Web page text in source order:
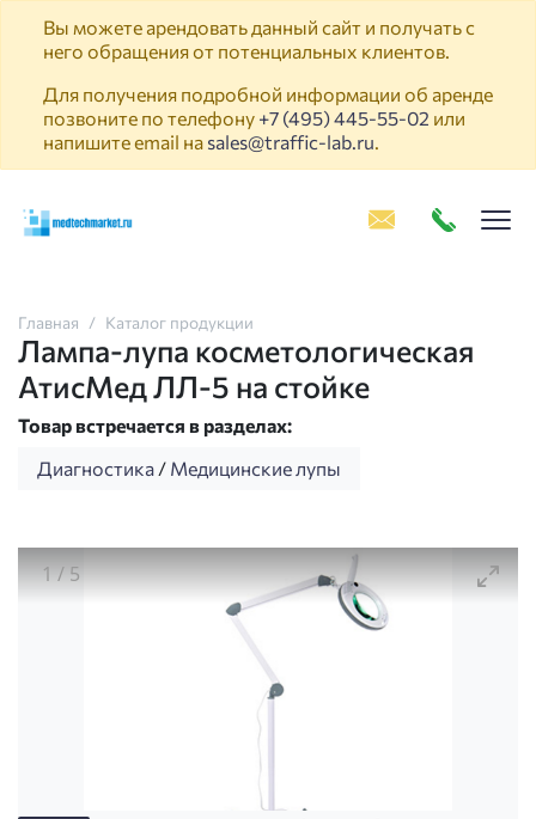
Вы можете арендовать данный сайт и получать с
него обращения от потенциальных клиентов.
Для получения подробной информации об аренде
позвоните по телефону +7 (495) 445-55-02 или
напишите email на sales@traffic-lab.ru.
Главная Каталог продукции
Лампа-лупа косметологическая
АтисМед ЛЛ-5 на стойке
Товар встречается в разделах:
Диагностика / Медицинские лупы
1/5